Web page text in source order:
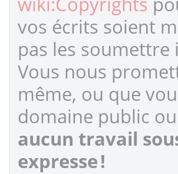
vos écrits soient
pas les soumettre
Vous nous
même, ou que
domaine public
aucun travail
expresse !